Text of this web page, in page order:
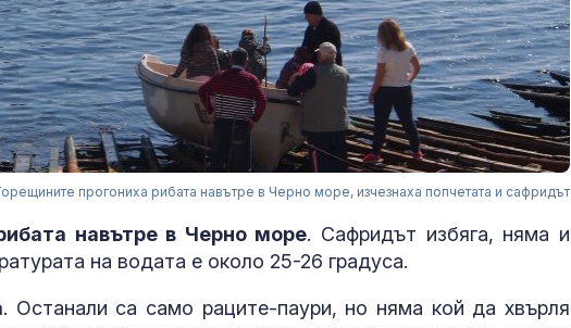
прогониха рибата навътре в Черно море, изчезнаха попчетата и сафридът
навътре в Черно море. Сафридът избяга, няма и
на водата е около 25-26 градуса.
. Останали са само раците-паури, но няма кой да хвърля